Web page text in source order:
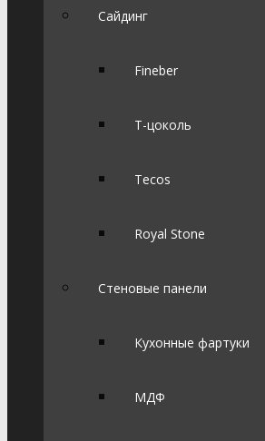
Сайдинг
Fineber
Т-цоколь
Tecos
Royal Stone
Стеновые панели
Кухонные фартуки
МДФ